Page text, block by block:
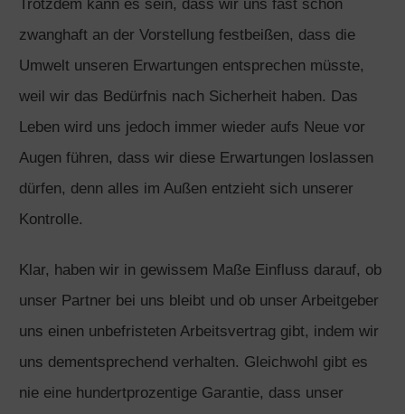
Trotzdem kann es sein, dass wir uns fast schon
zwanghaft an der Vorstellung festbeißen, dass die
Umwelt unseren Erwartungen entsprechen müsste,
weil wir das Bedürfnis nach Sicherheit haben. Das
Leben wird uns jedoch immer wieder aufs Neue vor
Augen führen, dass wir diese Erwartungen loslassen
dürfen, denn alles im Außen entzieht sich unserer
Kontrolle.
Klar, haben wir in gewissem Maße Einfluss darauf, ob
unser Partner bei uns bleibt und ob unser Arbeitgeber
uns einen unbefristeten Arbeitsvertrag gibt, indem wir
uns dementsprechend verhalten. Gleichwohl gibt es
nie eine hundertprozentige Garantie, dass unser